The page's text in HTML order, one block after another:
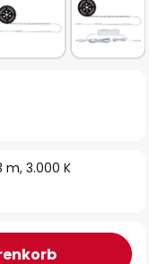
m, 3.000 K